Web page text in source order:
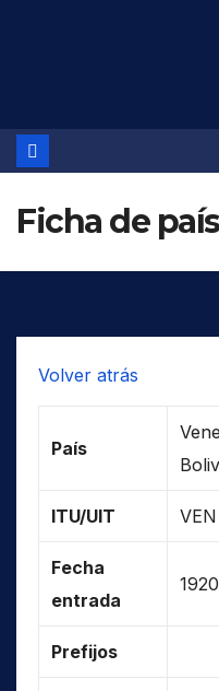
Ficha de país
Volver atrás
País
ITU/UIT VEN
Fecha
entrada
Prefijos